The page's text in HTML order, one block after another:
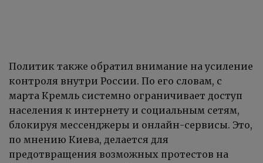
Политик также обратил внимание на усиление
контроля внутри России. По его словам, с
марта Кремль системно ограничивает доступ
населения к интернету и социальным сетям,
блокируя мессенджеры и онлайн-сервисы. Это,
по мнению Киева, делается для
предотвращения возможных протестов на